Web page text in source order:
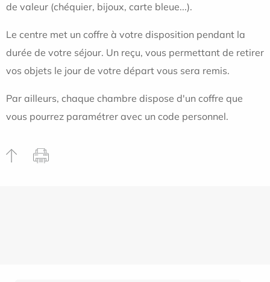
de valeur (chéquier, bijoux, carte bleue...).
Le centre met un coffre à votre disposition pendant la
durée de votre séjour. Un reçu, vous permettant de retirer
vos objets le jour de votre départ vous sera remis.
Par ailleurs, chaque chambre dispose d'un coffre que
vous pourrez paramétrer avec un code personnel.